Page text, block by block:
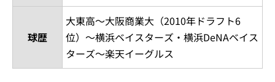
球歴
大東高～大阪商業大（2010年ドラフト6
位）～横浜ベイスターズ・横浜DeNAベイス
ターズ～楽天イーグルス